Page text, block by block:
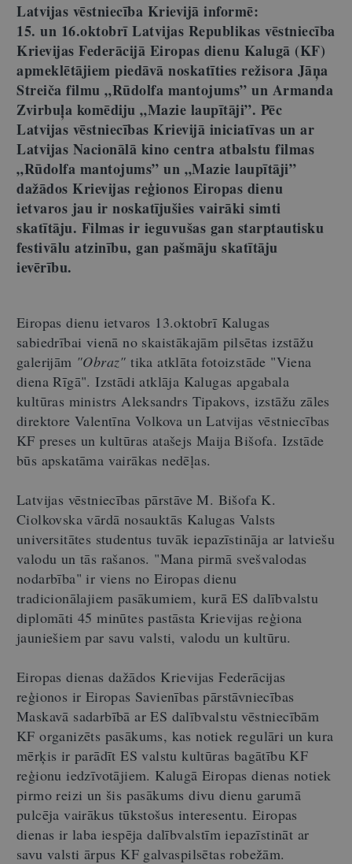
Latvijas vēstniecība Krievijā informē:
15. un 16.oktobrī Latvijas Republikas vēstniecība
Krievijas Federācijā Eiropas dienu Kalugā (KF)
apmeklētājiem piedāvā noskatīties režisora Jāņa
Streiča filmu „Rūdolfa mantojums” un Armanda
Zvirbuļa komēdiju „Mazie laupītāji”. Pēc
Latvijas vēstniecības Krievijā iniciatīvas un ar
Latvijas Nacionālā kino centra atbalstu filmas
„Rūdolfa mantojums” un „Mazie laupītāji”
dažādos Krievijas reģionos Eiropas dienu
ietvaros jau ir noskatījušies vairāki simti
skatītāju. Filmas ir ieguvušas gan starptautisku
festivālu atzinību, gan pašmāju skatītāju
ievērību.
Eiropas dienu ietvaros 13.oktobrī Kalugas
sabiedrībai vienā no skaistākajām pilsētas izstāžu
galerijām "Obraz"tika atklāta fotoizstāde "Viena
diena Rīgā". Izstādi atklāja Kalugas apgabala
kultūras ministrs Aleksandrs Tipakovs, izstāžu zāles
direktore Valentīna Volkova un Latvijas vēstniecības
KF preses un kultūras atašejs Maija Bišofa. Izstāde
būs apskatāma vairākas nedēļas.
Latvijas vēstniecības pārstāve M. Bišofa K.
Ciolkovska vārdā nosauktās Kalugas Valsts
universitātes studentus tuvāk iepazīstināja ar latviešu
valodu un tās rašanos. "Mana pirmā svešvalodas
nodarbība" ir viens no Eiropas dienu
tradicionālajiem pasākumiem, kurā ES dalībvalstu
diplomāti 45 minūtes pastāsta Krievijas reģiona
jauniešiem par savu valsti, valodu un kultūru.
Eiropas dienas dažādos Krievijas Federācijas
reģionos ir Eiropas Savienības pārstāvniecības
Maskavā sadarbībā ar ES dalībvalstu vēstniecībām
KF organizēts pasākums, kas notiek regulāri un kura
mērķis ir parādīt ES valstu kultūras bagātību KF
reģionu iedzīvotājiem. Kalugā Eiropas dienas notiek
pirmo reizi un šis pasākums divu dienu garumā
pulcēja vairākus tūkstošus interesentu. Eiropas
dienas ir laba iespēja dalībvalstīm iepazīstināt ar
savu valsti ārpus KF galvaspilsētas robežām.